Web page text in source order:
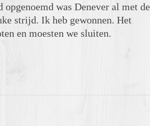
was Denever al met
strijd. Ik heb gewonnen. Het
en moesten we sluiten.